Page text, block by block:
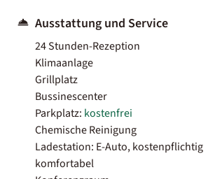
Ausstattung und Service
24 Stunden-Rezeption
Klimaanlage
Grillplatz
Bussinescenter
Parkplatz: kostenfrei
Chemische Reinigung
Ladestation: E-Auto, kostenpflichtig
komfortabel